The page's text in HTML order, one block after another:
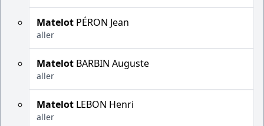
Matelot PÉRON Jean
aller
Matelot BARBIN Auguste
aller
Matelot LEBON Henri
aller